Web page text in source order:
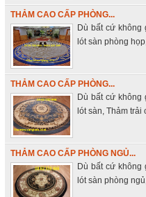
THẢM CAO CẤP PHÒNG...
Dù bất cứ không
lót sàn phòng
THẢM CAO CẤP PHÒNG...
Dù bất cứ không
lót sàn, Thảm trải
THẢM CAO CẤP PHÒNG NGỦ...
Dù bất cứ không
lót sàn phòng